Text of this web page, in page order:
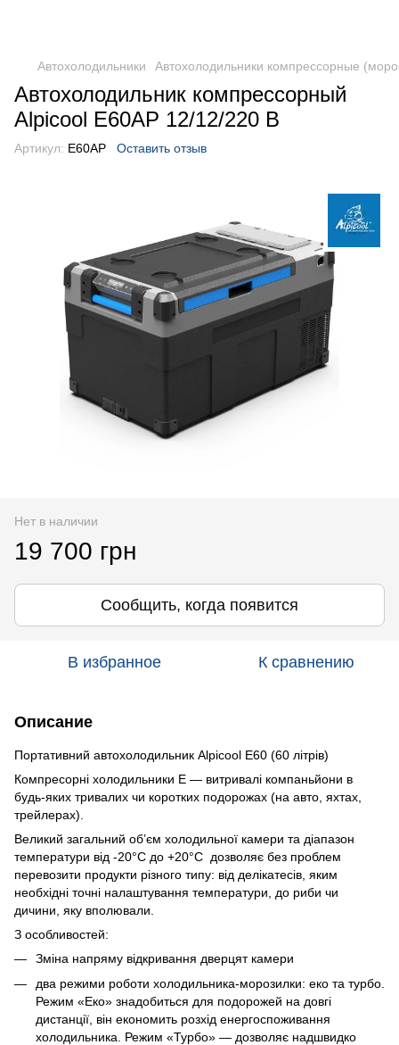
Автохолодильники Автохолодильники компрессорные
Автохолодильник компрессорный
Alpicool E60AP 12/12/220 В
Артикул: E60AP Оставить отзыв
Нет в наличии
19 700 грн
Сообщить, когда появится
В избранное К сравнению
Описание
Портативний автохолодильник Alpicool E60 (60 літрів)
Компресорні холодильники Е — витривалі компаньйони в
будь-яких тривалих чи коротких подорожах (на авто, яхтах,
трейлерах).
Великий загальний об’єм холодильної камери та діапазон
температури від -20°C до +20°C дозволяє без проблем
перевозити продукти різного типу: від делікатесів, яким
необхідні точні налаштування температури, до риби чи
дичини, яку вполювали.
З особливостей:
Зміна напряму відкривання дверцят камери
два режими роботи холодильника-морозилки: еко та турбо.
Режим «Еко» знадобиться для подорожей на довгі
дистанції, він економить розхід енергоспоживання
холодильника. Режим «Турбо» — дозволяє надшвидко